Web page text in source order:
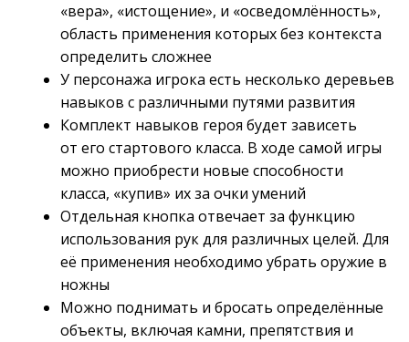
«вера», «истощение», и «осведомлённость»,
область применения которых без контекста
определить сложнее
У персонажа игрока есть несколько деревьев
навыков с различными путями развития
Комплект навыков героя будет зависеть
от его стартового класса. В ходе самой игры
можно приобрести новые способности
класса, «купив» их за очки умений
Отдельная кнопка отвечает за функцию
использования рук для различных целей. Для
её применения необходимо убрать оружие в
ножны
Можно поднимать и бросать определённые
объекты, включая камни, препятствия и